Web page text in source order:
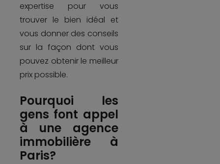
expertise pour vous
trouver le bien idéal et
vous donner des conseils
sur la façon dont vous
pouvez obtenir le meilleur
prix possible.
Pourquoi les
gens font appel
à une agence
immobilière à
Paris?